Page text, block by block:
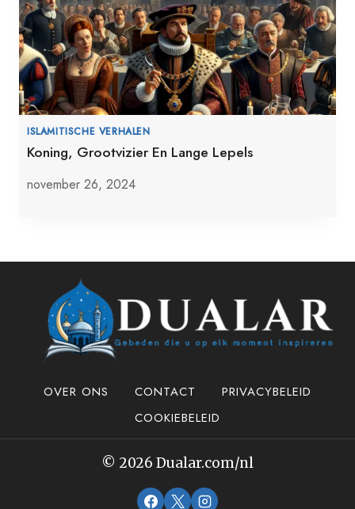
ISLAMITISCHE VERHALEN
Koning, Grootvizier En Lange Lepels
november 26, 2024
OVER ONS CONTACT
PRIVACYBELEID
COOKIEBELEID
© 2026 Dualar.com/nl